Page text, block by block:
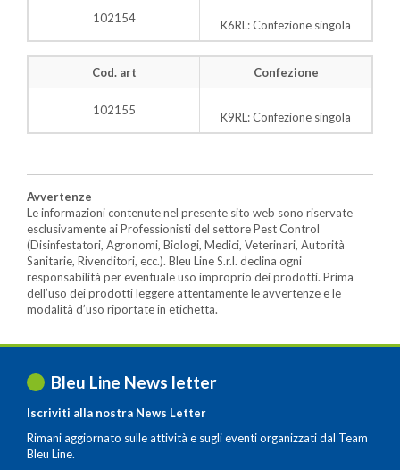
102154 K6RL: Confezione singola
Cod. art Confezione
102155 K9RL: Confezione singola
Avvertenze
Le informazioni contenute nel presente sito web sono riservate
esclusivamente ai Professionisti del settore Pest Control
(Disinfestatori, Agronomi, Biologi, Medici, Veterinari, Autorità
Sanitarie, Rivenditori, ecc.). Bleu Line S.r.l. declina ogni
responsabilità per eventuale uso improprio dei prodotti. Prima
dell’uso dei prodotti leggere attentamente le avvertenze e le
modalità d’uso riportate in etichetta.
Bleu Line News letter
Iscriviti alla nostra News Letter
Rimani aggiornato sulle attività e sugli eventi organizzati dal Team
Bleu Line.